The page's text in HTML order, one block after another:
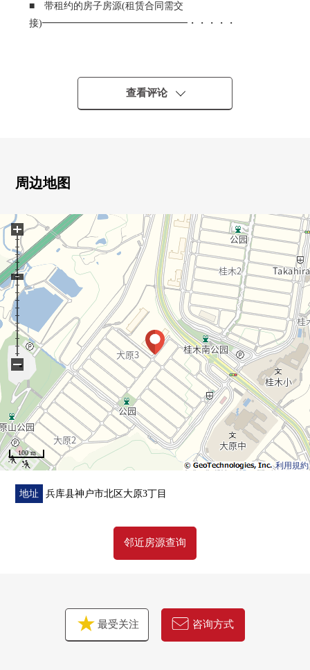
■ 带租约的房子房源(租赁合同需交
接)━━━━━━━━━━━━━━━・・・・・
○ 年计划的租金收入钱900,000日元
○ 现行回报率9.18%(押金钱100,000日元归还债务有)
查看评论
周边地图
利用規約
100 m
+
−
地址 兵库县神户市北区大原3丁目
邻近房源查询
最受关注 咨询方式